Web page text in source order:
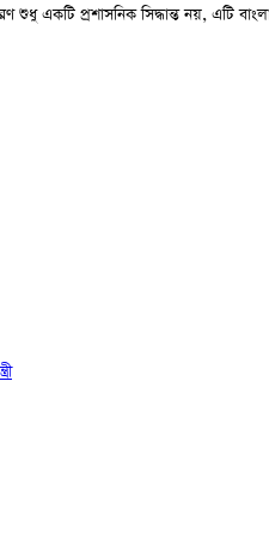
শুধু একটি প্রশাসনিক সিদ্ধান্ত নয়, এটি